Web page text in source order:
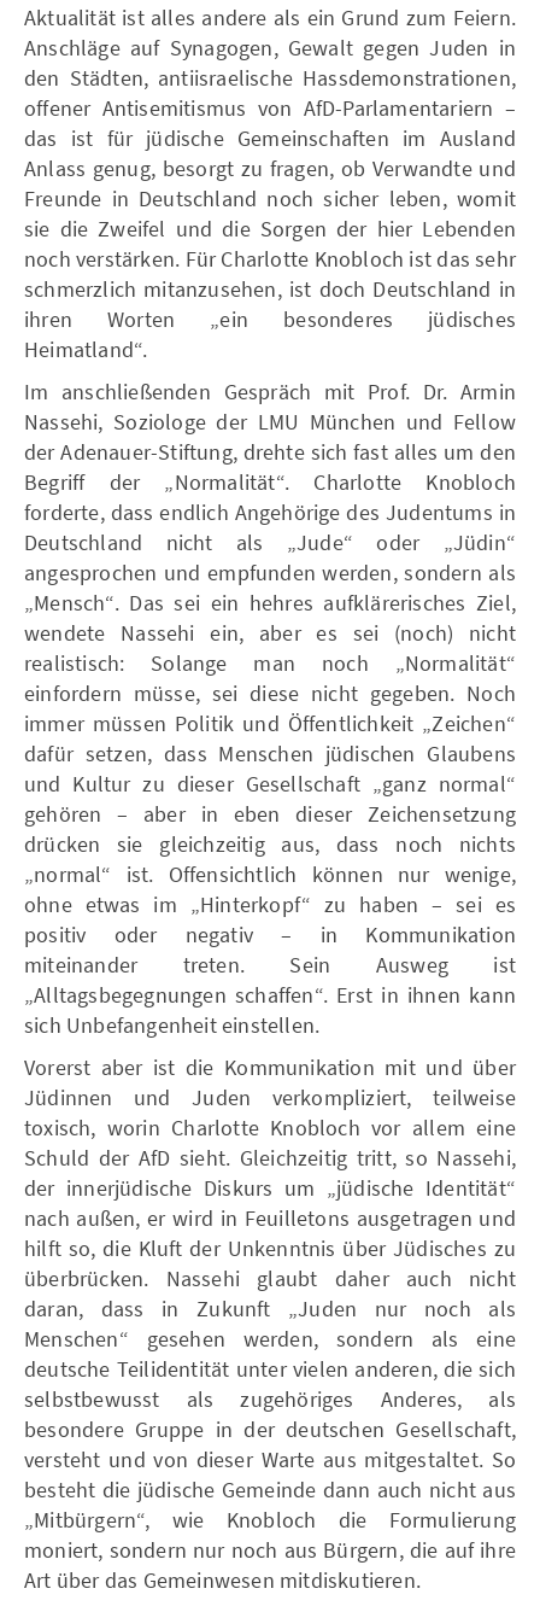
Aktualität ist alles andere als ein Grund zum Feiern.
Anschläge auf Synagogen, Gewalt gegen Juden in
den Städten, antiisraelische Hassdemonstrationen,
offener Antisemitismus von AfD-Parlamentariern –
das ist für jüdische Gemeinschaften im Ausland
Anlass genug, besorgt zu fragen, ob Verwandte und
Freunde in Deutschland noch sicher leben, womit
sie die Zweifel und die Sorgen der hier Lebenden
noch verstärken. Für Charlotte Knobloch ist das sehr
schmerzlich mitanzusehen, ist doch Deutschland in
ihren Worten „ein besonderes jüdisches
Heimatland“.
Im anschließenden Gespräch mit Prof. Dr. Armin
Nassehi, Soziologe der LMU München und Fellow
der Adenauer-Stiftung, drehte sich fast alles um den
Begriff der „Normalität“. Charlotte Knobloch
forderte, dass endlich Angehörige des Judentums in
Deutschland nicht als „Jude“ oder „Jüdin“
angesprochen und empfunden werden, sondern als
„Mensch“. Das sei ein hehres aufklärerisches Ziel,
wendete Nassehi ein, aber es sei (noch) nicht
realistisch: Solange man noch „Normalität“
einfordern müsse, sei diese nicht gegeben. Noch
immer müssen Politik und Öffentlichkeit „Zeichen“
dafür setzen, dass Menschen jüdischen Glaubens
und Kultur zu dieser Gesellschaft „ganz normal“
gehören – aber in eben dieser Zeichensetzung
drücken sie gleichzeitig aus, dass noch nichts
„normal“ ist. Offensichtlich können nur wenige,
ohne etwas im „Hinterkopf“ zu haben – sei es
positiv oder negativ – in Kommunikation
miteinander treten. Sein Ausweg ist
„Alltagsbegegnungen schaffen“. Erst in ihnen kann
sich Unbefangenheit einstellen.
Vorerst aber ist die Kommunikation mit und über
Jüdinnen und Juden verkompliziert, teilweise
toxisch, worin Charlotte Knobloch vor allem eine
Schuld der AfD sieht. Gleichzeitig tritt, so Nassehi,
der innerjüdische Diskurs um „jüdische Identität“
nach außen, er wird in Feuilletons ausgetragen und
hilft so, die Kluft der Unkenntnis über Jüdisches zu
überbrücken. Nassehi glaubt daher auch nicht
daran, dass in Zukunft „Juden nur noch als
Menschen“ gesehen werden, sondern als eine
deutsche Teilidentität unter vielen anderen, die sich
selbstbewusst als zugehöriges Anderes, als
besondere Gruppe in der deutschen Gesellschaft,
versteht und von dieser Warte aus mitgestaltet. So
besteht die jüdische Gemeinde dann auch nicht aus
„Mitbürgern“, wie Knobloch die Formulierung
moniert, sondern nur noch aus Bürgern, die auf ihre
Art über das Gemeinwesen mitdiskutieren.